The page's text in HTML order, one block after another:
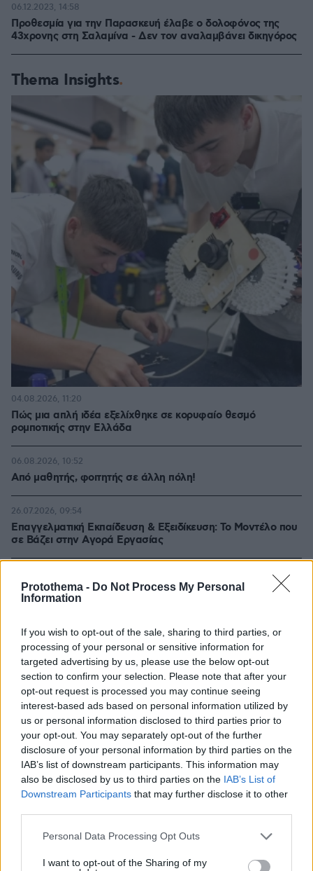
Protothema - Do Not Process My Personal
Information
If you wish to opt-out of the sale, sharing to third parties, or
processing of your personal or sensitive information for
targeted advertising by us, please use the below opt-out
section to confirm your selection. Please note that after your
opt-out request is processed you may continue seeing
interest-based ads based on personal information utilized by
us or personal information disclosed to third parties prior to
your opt-out. You may separately opt-out of the further
disclosure of your personal information by third parties on the
IAB’s list of downstream participants. This information may
also be disclosed by us to third parties on the IAB’s List of
Downstream Participants that may further disclose it to other
Please note that this website/app uses one or more Google
not limited to your visit or usage behaviour. You may click to
Personal Data Processing Opt Outs
I want to opt-out of the Sharing of my
Προθεσμία για την Παρασκευή έλαβε ο δολοφόνος της
43χρονης στη Σαλαμίνα - Δεν τον αναλαμβάνει δικηγόρος
06.12.2023, 14:58
Thema Insights
Πώς μια απλή ιδέα εξελίχθηκε σε κορυφαίο θεσμό
ρομποτικής στην Ελλάδα
04.08.2026, 11:20
Από μαθητής, φοιτητής σε άλλη πόλη!
06.08.2026, 10:52
Επαγγελματική Εκπαίδευση & Εξειδίκευση: Το Mοντέλο που
σε Bάζει στην Aγορά Eργασίας
26.07.2026, 09:54
ΡΟΗ ΕΙΔΗΣΕΩΝ
Φωτιά σε χαμηλή βλάστηση στο Νέο Μοναστήρι
Φθιώτιδας, σηκώθηκαν τρία εναέρια
πριν 6 λεπτά
Ποια είναι η νέα ασιατική τάση στο Pilates που
υπόσχεται ευεξία και ισορροπία
πριν 6 λεπτά
6 ενδιαφέρουσες, «άγνωστες» γωνιές της
Θεσσαλονίκης με τη ματιά μιας φωτογράφου
πριν 7 λεπτά
Διακοπή λειτουργίας των ντους στα beach bars ζητά η
περιορισμένη επάρκεια νερού
πριν 19 λεπτά
πριν 25 λεπτά